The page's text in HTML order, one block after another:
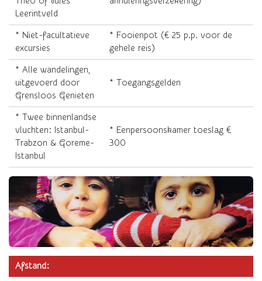
Leerintveld
* Niet-facultatieve
excursies
* Fooienpot (€ 25 p.p. voor de
gehele reis)
* Alle wandelingen,
uitgevoerd door
Grensloos Genieten
* Toegangsgelden
* Twee binnenlandse
vluchten: Istanbul-
Trabzon & Goreme-
Istanbul
* Eenpersoonskamer toeslag €
300
Afstand: